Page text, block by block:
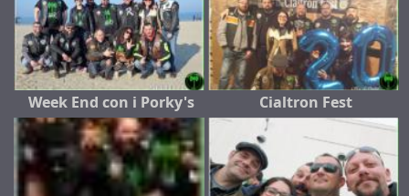
Week End con i Porky's Cialtron Fest